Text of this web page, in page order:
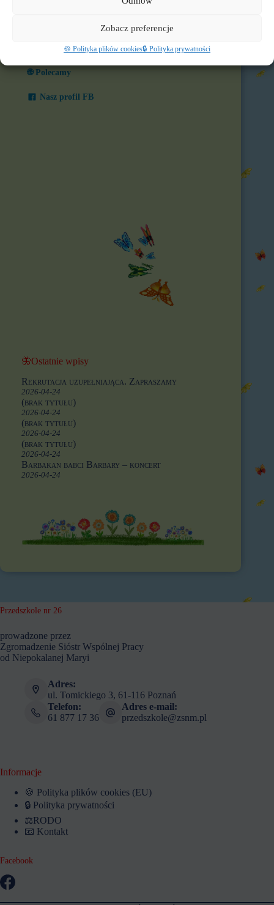
Zobacz preferencje
🍪 Polityka plików cookies🔒 Polityka prywatności
🚸 Rekrutacja
🌐 Polecamy
Nasz profil FB
🦋Ostatnie wpisy
Rekrutacja uzupełniająca. Zapraszamy
2026-04-24
(brak tytułu)
2026-04-24
(brak tytułu)
2026-04-24
(brak tytułu)
2026-04-24
Barbakan babci Barbary – koncert
2026-04-24
Przedszkole nr 26
prowadzone przez
Zgromadzenie Sióstr Wspólnej Pracy
od Niepokalanej Maryi
Adres:
ul. Tomickiego 3, 61-116 Poznań
Telefon:
61 877 17 36
Adres e-mail:
przedszkole@zsnm.pl
Informacje
🍪 Polityka plików cookies (EU)
🔒 Polityka prywatności
⚖️RODO
📧 Kontakt
Facebook